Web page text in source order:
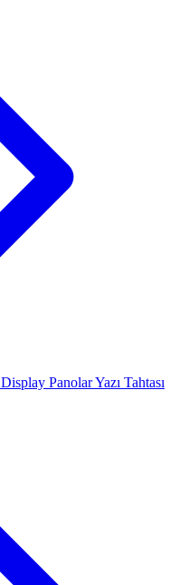
Display PanolarYazı Tahtası